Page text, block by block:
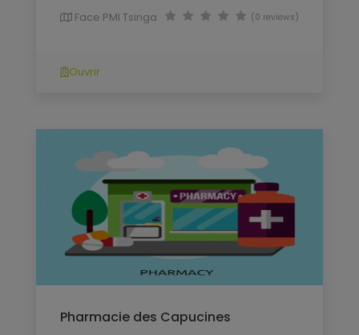
Face PMI Tsinga (0 reviews)
Ouvrir
Pharmacie des Capucines